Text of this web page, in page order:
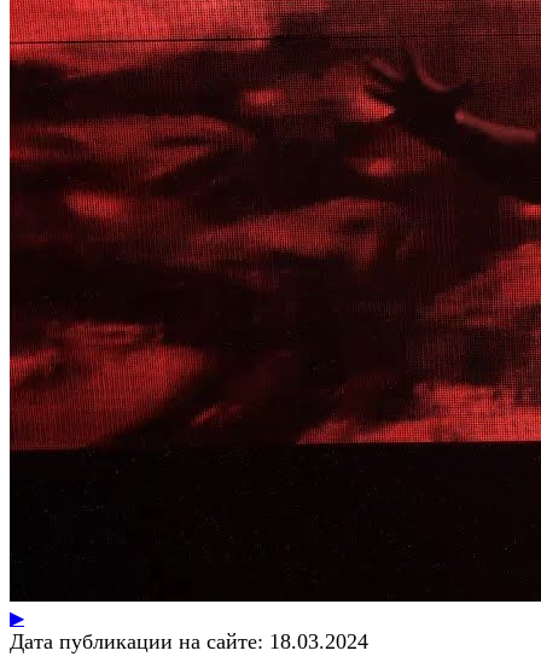
▶
Дата публикации на сайте: 18.03.2024